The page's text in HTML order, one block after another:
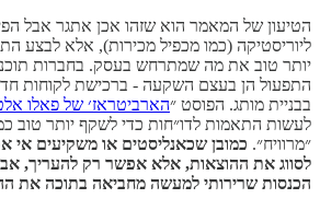
הטיעון של המאמר הוא שזהו אכן אתגר אבל
ליוריסטיקה (כמו מכפיל מכירות), אלא לבצע
יותר טוב את מה שמתרחש בעסק. בחברות
התפעול הן בעצם השקעה - ברכישת לקוחות
בבניית מותג. הפוסט ״הארביטראז׳ של פאלו
לעשות התאמות לדו״חות כדי לשקף יותר
״מרוויח״. כמובן שכאנליסטים או משקיעים אי
לסווג את ההוצאות, אלא אפשר רק להעריך,
הכנסות שרירותי למעשה מחביאה בתוכה את